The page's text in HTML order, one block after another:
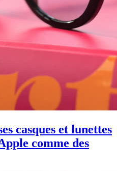
casques et lunettes
comme des